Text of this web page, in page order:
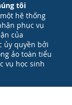
tôi
hệ thống
phục vụ
của
ủy quyền bởi
ảo toàn tiểu
vụ học sinh